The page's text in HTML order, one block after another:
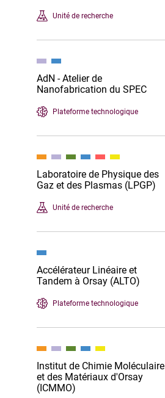
Unité de recherche
AdN - Atelier de
Nanofabrication du SPEC
Plateforme technologique
Laboratoire de Physique des
Gaz et des Plasmas (LPGP)
Unité de recherche
Accélérateur Linéaire et
Tandem à Orsay (ALTO)
Plateforme technologique
Institut de Chimie Moléculaire
et des Matériaux d'Orsay
(ICMMO)